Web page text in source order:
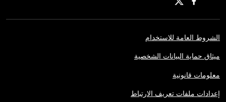
الشروط العامة للاستخدام
ميثاق حماية البيانات الشخصية
معلومات قانونية
إعدادات ملفات تعريف الارتباط